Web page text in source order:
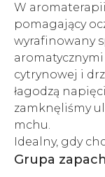
W
pomagający
wyrafinowany
cytrynowej i
łagodzą
zamknęliśmy
mchu.
Idealny, gdy
Grupa